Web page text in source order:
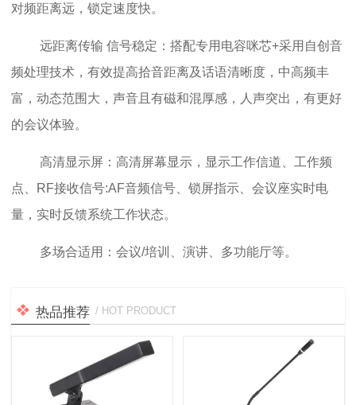
对频距离远，锁定速度快。
远距离传输 信号稳定：搭配专用电容咪芯+采用自创音
频处理技术，有效提高拾音距离及话语清晰度，中高频丰
富，动态范围大，声音且有磁和混厚感，人声突出，有更好
的会议体验。
高清显示屏：高清屏幕显示，显示工作信道、工作频
点、RF接收信号:AF音频信号、锁屏指示、会议座实时电
量，实时反馈系统工作状态。
多场合适用：会议/培训、演讲、多功能厅等。
热品推荐 / HOT PRODUCT